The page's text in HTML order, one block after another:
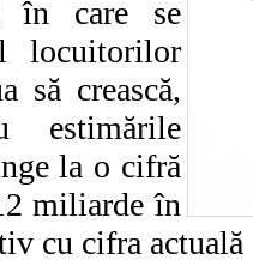
în care se
locuitorilor
să crească,
estimările
la o cifră
miliarde în
cu cifra